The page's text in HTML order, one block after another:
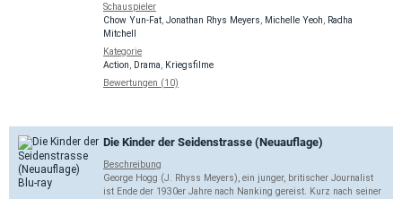
Schauspieler
Chow Yun-Fat Jonathan Rhys Meyers Michelle Yeoh
Radha
Mitchell
Kategorie
Action
Drama
Kriegsfilme
Bewertungen (10)
Die Kinder der Seidenstrasse (Neuauflage)
Beschreibung
George Hogg (J. Rhyss Meyers), ein junger, britischer Journalist
ist Ende der 1930er Jahre nach Nanking gereist. Kurz nach seiner